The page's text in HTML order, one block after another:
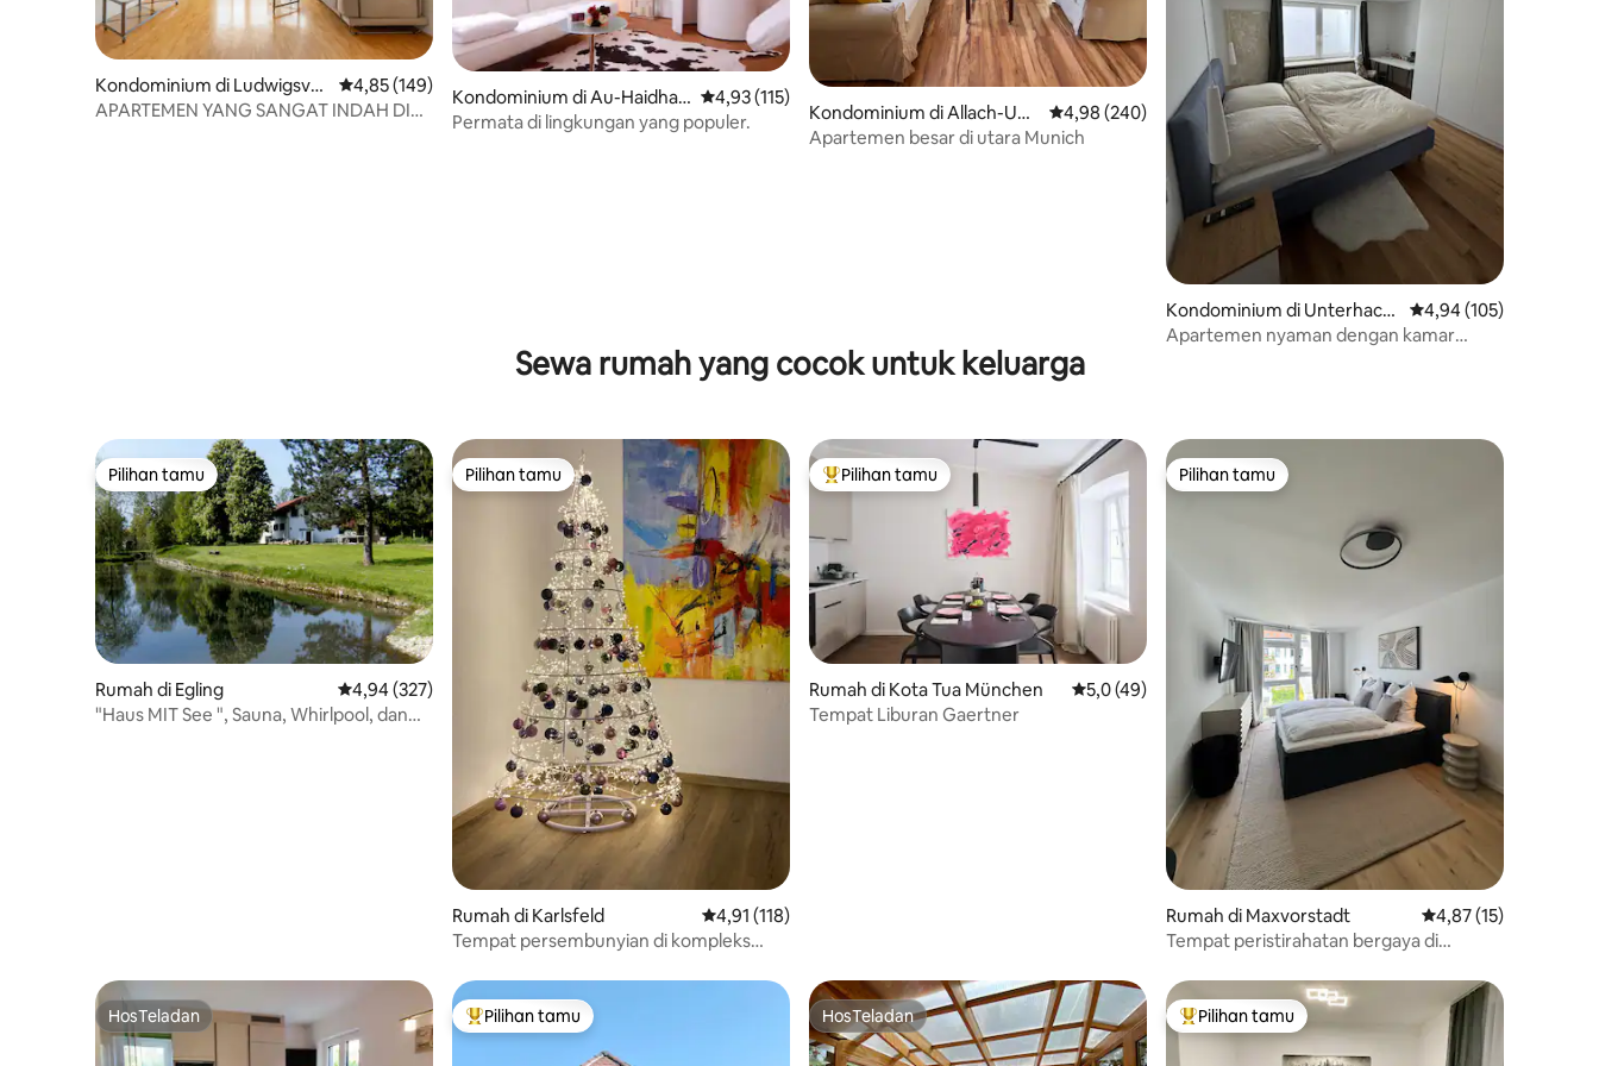
Kondominium di Ludwigsvor
stadt-Isarvorstadt
Nilai rata-rata 4,85 dari 5, 149 ulasan
4,85 (149)
APARTEMEN YANG SANGAT INDAH DI
Kondominium di Au-Haidhau
sen
Nilai rata-rata 4,93 dari 5, 115 ulasan
4,93 (115)
Permata di lingkungan yang populer.
Kondominium di Allach-Unt
ermenzing
Nilai rata-rata 4,98 dari 5, 240 ulasan
4,98 (240)
Apartemen besar di utara Munich
Kondominium di Unterhachi
ng
Nilai rata-rata 4,94 dari
4,94 (105)
Apartemen nyaman dengan kamar
Sewa rumah yang cocok untuk keluarga
Pilihan tamu
Pilihan tamu
Rumah di Egling Nilai rata-rata 4,94 dari 5, 327 ulasan
4,94 (327)
"Haus MIT See ", Sauna, Whirlpool, dan
Pilihan tamu
Pilihan tamu
Rumah di Karlsfeld Nilai rata-rata 4,91 dari 5, 118 ulasan
4,91 (118)
Tempat persembunyian di kompleks
Pilihan tamu terpopuler
Pilihan tamu
Rumah di Kota Tua München Nilai rata-rata 5,0 dari 5, 49 ulasan
5,0 (49)
Tempat Liburan Gaertner
Pilihan tamu
Pilihan tamu
Rumah di Maxvorstadt Nilai rata-rata 4,87
4,87 (15)
Tempat peristirahatan bergaya di
HosTeladan
HosTeladan Pilihan tamu terpopuler
Pilihan tamu HosTeladan
HosTeladan Pilihan tamu terpopuler
Pilihan tamu